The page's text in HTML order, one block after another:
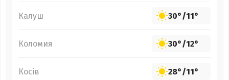
Калуш 30°/11°
Коломия 30°/12°
Косів 28°/11°